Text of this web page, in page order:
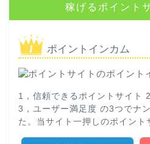
稼げるポイント
ポイントインカム
1，信頼できるポイントサイト
3，ユーザー満足度 の3つでナ
た。当サイト一押しのポイント